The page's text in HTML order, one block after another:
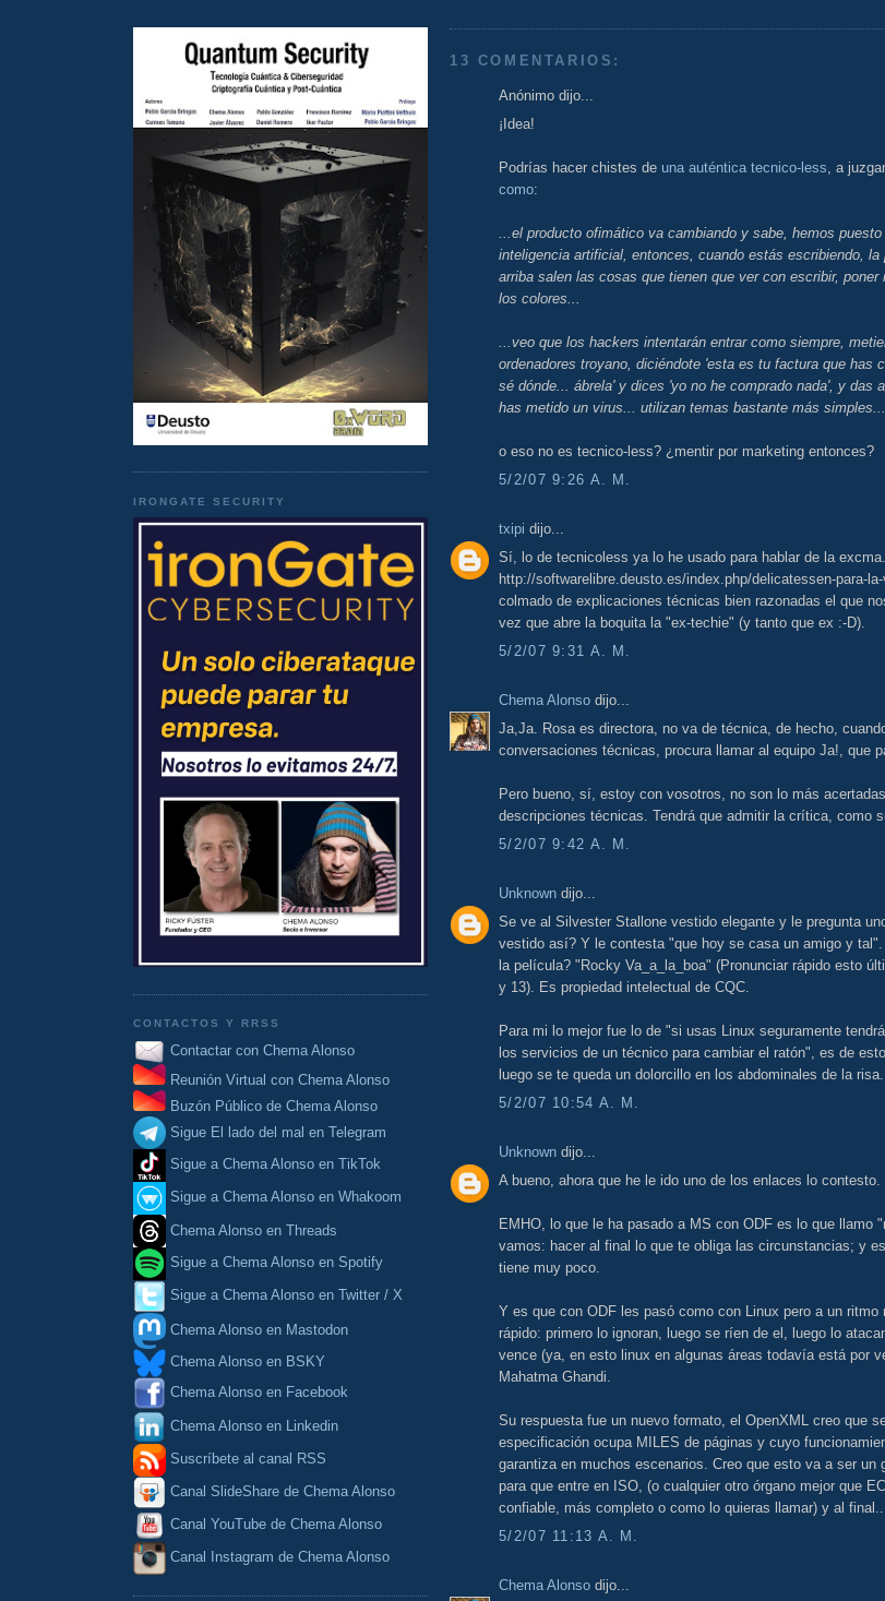
IRONGATE SECURITY
CONTACTOS Y RRSS
Contactar con Chema Alonso
Reunión Virtual con Chema Alonso
Buzón Público de Chema Alonso
Sigue El lado del mal en Telegram
Sigue a Chema Alonso en TikTok
Sigue a Chema Alonso en Whakoom
Chema Alonso en Threads
Sigue a Chema Alonso en Spotify
Sigue a Chema Alonso en Twitter / X
Chema Alonso en Mastodon
Chema Alonso en BSKY
Chema Alonso en Facebook
Chema Alonso en Linkedin
Suscríbete al canal RSS
Canal SlideShare de Chema Alonso
Canal YouTube de Chema Alonso
Canal Instagram de Chema Alonso
13 COMENTARIOS:
Anónimo dijo...
¡Idea!
Podrías hacer chistes de una auténtica tecnico-less, a juzgar
como:
...el producto ofimático va cambiando y sabe, hemos puesto
inteligencia artificial, entonces, cuando estás escribiendo, la
arriba salen las cosas que tienen que ver con escribir, poner
los colores...
...veo que los hackers intentarán entrar como siempre,
ordenadores troyano, diciéndote 'esta es tu factura que has
sé dónde... ábrela' y dices 'yo no he comprado nada', y das
has metido un virus... utilizan temas bastante más simples...
o eso no es tecnico-less? ¿mentir por marketing entonces?
5/2/07 9:26 A. M.
txipi dijo...
Sí, lo de tecnicoless ya lo he usado para hablar de la
http://softwarelibre.deusto.es/index.php/delicatessen-para-
colmado de explicaciones técnicas bien razonadas el que
vez que abre la boquita la "ex-techie" (y tanto que ex :-D).
5/2/07 9:31 A. M.
Chema Alonso dijo...
Ja,Ja. Rosa es directora, no va de técnica, de hecho,
conversaciones técnicas, procura llamar al equipo Ja!, que
Pero bueno, sí, estoy con vosotros, no son lo más
descripciones técnicas. Tendrá que admitir la crítica, como
5/2/07 9:42 A. M.
Unknown dijo...
Se ve al Silvester Stallone vestido elegante y le pregunta
vestido así? Y le contesta "que hoy se casa un amigo y
la película? "Rocky Va_a_la_boa" (Pronunciar rápido esto
y 13). Es propiedad intelectual de CQC.
Para mi lo mejor fue lo de "si usas Linux seguramente
los servicios de un técnico para cambiar el ratón", es de
luego se te queda un dolorcillo en los abdominales de la risa.
5/2/07 10:54 A. M.
Unknown dijo...
A bueno, ahora que he le ido uno de los enlaces lo contesto.
EMHO, lo que le ha pasado a MS con ODF es lo que llamo
vamos: hacer al final lo que te obliga las circunstancias; y
tiene muy poco.
Y es que con ODF les pasó como con Linux pero a un ritmo
rápido: primero lo ignoran, luego se ríen de el, luego lo
vence (ya, en esto linux en algunas áreas todavía está por
Mahatma Ghandi.
Su respuesta fue un nuevo formato, el OpenXML creo que
especificación ocupa MILES de páginas y cuyo
garantiza en muchos escenarios. Creo que esto va a ser un
para que entre en ISO, (o cualquier otro órgano mejor que
confiable, más completo o como lo quieras llamar) y al
5/2/07 11:13 A. M.
Chema Alonso dijo...